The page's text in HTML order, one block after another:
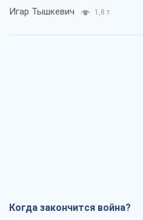
Игар Тышкевич 1,8 т.
Когда закончится война?